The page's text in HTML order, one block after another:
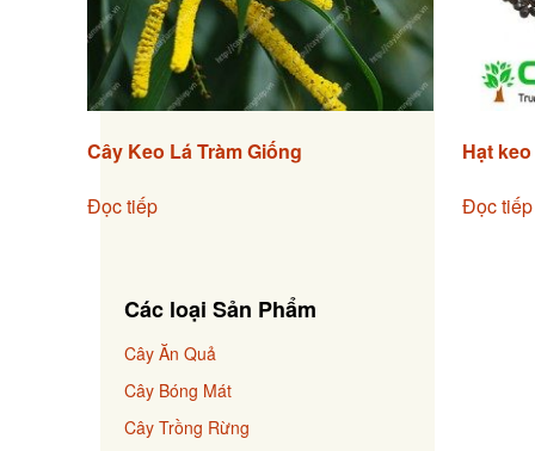
Cây Keo Lá Tràm Giống
Đọc tiếp
Hạt
Đọc tiếp
Các loại Sản Phẩm
Cây Ăn Quả
Cây Bóng Mát
Cây Trồng Rừng